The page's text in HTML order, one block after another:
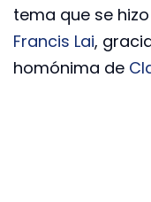
tema que se
Francis Lai,
homónima de